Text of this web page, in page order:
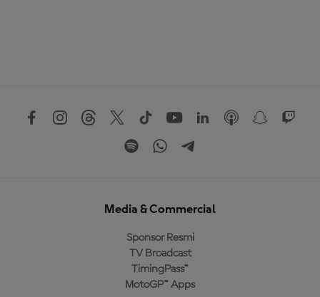
Media & Commercial
Sponsor Resmi
TV Broadcast
TimingPass™
MotoGP™ Apps